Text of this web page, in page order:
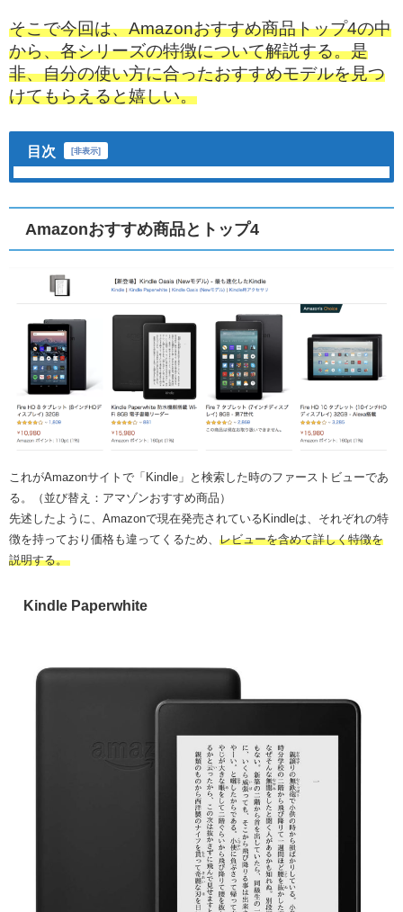
そこで今回は、Amazonおすすめ商品トップ4の中
から、各シリーズの特徴について解説する。是
非、自分の使い方に合ったおすすめモデルを見つ
けてもらえると嬉しい。
目次 [非表示]
Amazonおすすめ商品とトップ4
これがAmazonサイトで「Kindle」と検索した時のファーストビューであ
る。（並び替え：アマゾンおすすめ商品）
先述したように、Amazonで現在発売されているKindleは、それぞれの特
徴を持っており価格も違ってくるため、 レビューを含めて詳しく特徴を
説明する。
Kindle Paperwhite